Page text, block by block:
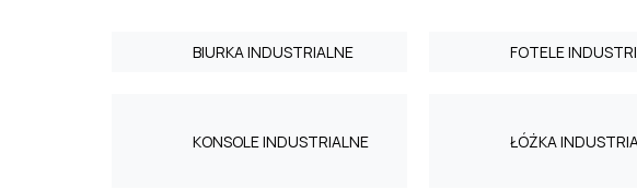
BIURKA INDUSTRIALNE FOTELE
KONSOLE INDUSTRIALNE ŁÓŻKA